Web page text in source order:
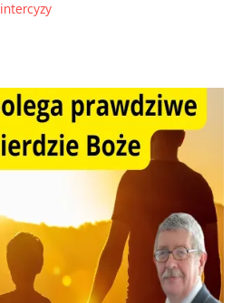
intercyzy